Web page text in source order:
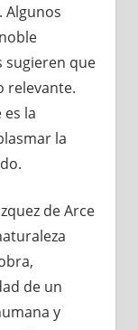
Algunos
sugieren que
relevante.
la
la
de Arce
de un
y